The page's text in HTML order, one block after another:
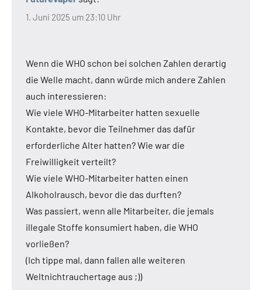
1. Juni 2025 um 23:10 Uhr
Wenn die WHO schon bei solchen Zahlen derartig
die Welle macht, dann würde mich andere Zahlen
auch interessieren:
Wie viele WHO-Mitarbeiter hatten sexuelle
Kontakte, bevor die Teilnehmer das dafür
erforderliche Alter hatten? Wie war die
Freiwilligkeit verteilt?
Wie viele WHO-Mitarbeiter hatten einen
Alkoholrausch, bevor die das durften?
Was passiert, wenn alle Mitarbeiter, die jemals
illegale Stoffe konsumiert haben, die WHO
vorließen?
(Ich tippe mal, dann fallen alle weiteren
Weltnichtrauchertage aus ;))